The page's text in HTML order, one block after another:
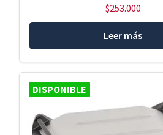
$253.000
Leer más
DISPONIBLE